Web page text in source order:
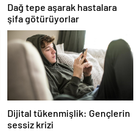
Dağ tepe aşarak hastalara
şifa götürüyorlar
Dijital tükenmişlik: Gençlerin
sessiz krizi